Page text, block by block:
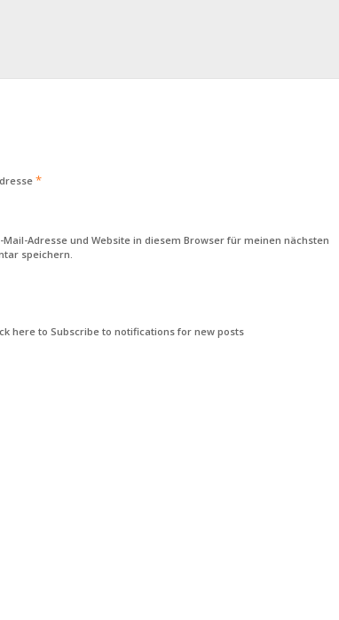
*
Mail-Adresse und Website in diesem Browser für meinen nächsten
speichern.
here to Subscribe to notifications for new posts